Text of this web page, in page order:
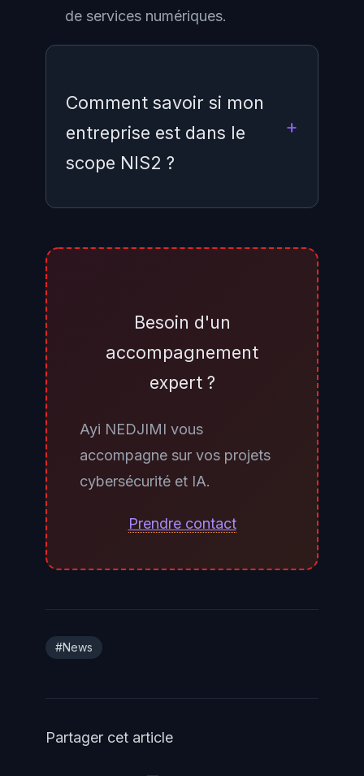
de services numériques.
Comment savoir si mon
entreprise est dans le
scope NIS2 ?
des 18 secteurs couverts par la
santé, eau, infrastructure
numérique, administration, etc.) et
seuils : généralement 50 salariés
et 10 millions d'euros de chiffre
d'affaires pour les entités
importantes, 250 salariés et 50
essentielles. Le portail
du périmètre. En cas de doute,
conformité NIS2 est recommandé.
Besoin d'un
accompagnement
expert ?
Ayi NEDJIMI vous
accompagne sur vos projets
cybersécurité et IA.
Prendre contact
#News
Partager cet article